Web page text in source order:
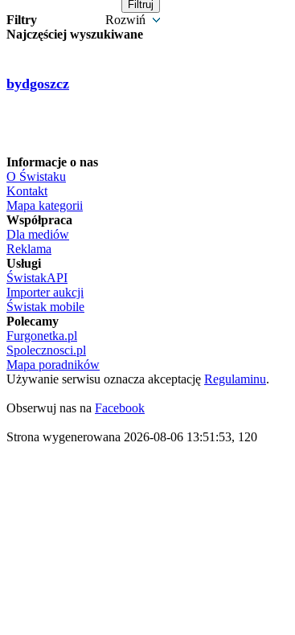
Filtry
Rozwiń
Najczęściej wyszukiwane
bydgoszcz
Informacje o nas
O Świstaku
Kontakt
Mapa kategorii
Współpraca
Dla mediów
Reklama
Usługi
ŚwistakAPI
Importer aukcji
Świstak mobile
Polecamy
Furgonetka.pl
Spolecznosci.pl
Mapa poradników
Używanie serwisu oznacza akceptację Regulaminu.
Obserwuj nas na Facebook
Strona wygenerowana 2026-08-06 13:51:53, 120